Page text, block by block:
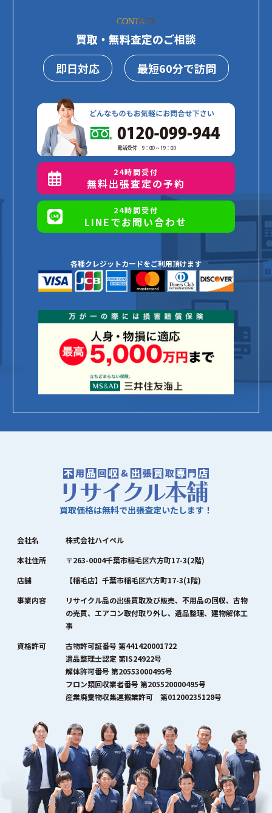
CONTACT
買取・無料査定のご相談
即日対応
最短60分で訪問
24時間受付
無料出張査定の予約
24時間受付
LINEでお問い合わせ
各種クレジットカードをご利用頂けます
買取価格は無料で出張査定いたします！
会社名
株式会社ハイペル
本社住所
〒263-0004千葉市稲毛区六方町17-3(2階)
店舗
【稲毛店】千葉市稲毛区六方町17-3(1階)
事業内容
リサイクル品の出張買取及び販売、不用品の回収、古物
の売買、エアコン取付取り外し、遺品整理、建物解体工
事
資格許可
古物許可証番号 第441420001722
遺品整理士認定 第IS24922号
解体許可番号 第20553000495号
フロン類回収業者番号 第205520000495号
産業廃棄物収集運搬業許可 第01200235128号